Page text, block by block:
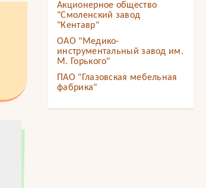
Акционерное общество
"Смоленский завод
"Кентавр"
ОАО "Медико-
инструментальный завод им.
М. Горького"
ПАО "Глазовская мебельная
фабрика"